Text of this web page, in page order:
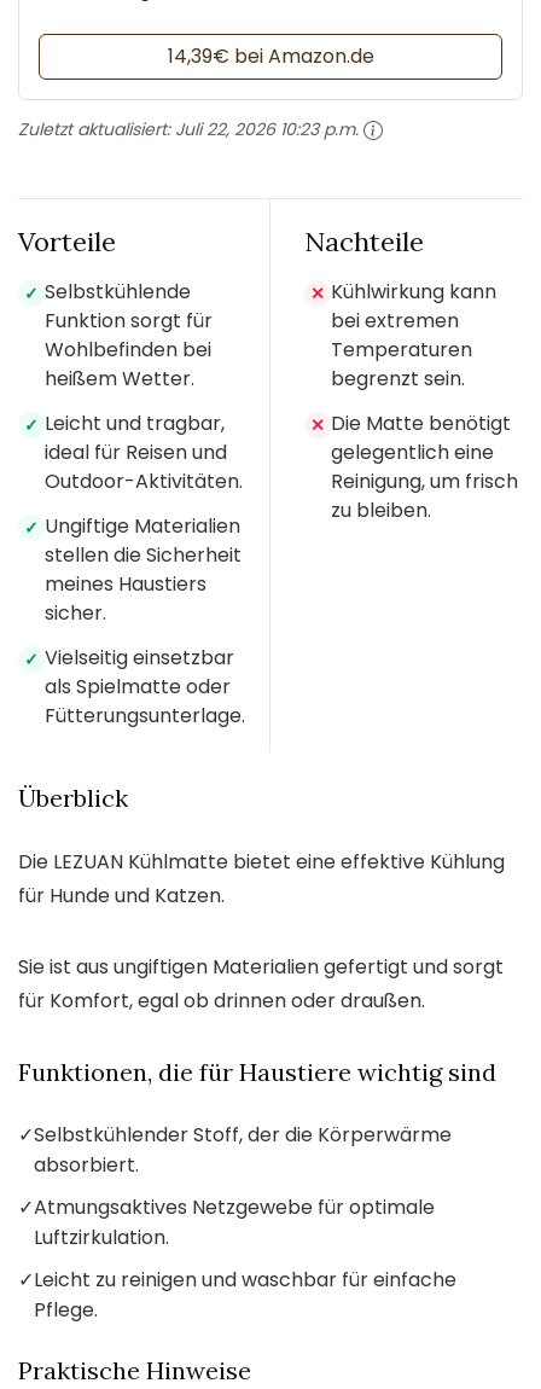
14,39€ bei Amazon.de
Zuletzt aktualisiert: Juli 22, 2026 10:23 p.m.
Vorteile
✓ Selbstkühlende
Funktion sorgt für
Wohlbefinden bei
heißem Wetter.
✓ Leicht und tragbar,
ideal für Reisen und
Outdoor-Aktivitäten.
✓ Ungiftige Materialien
stellen die Sicherheit
meines Haustiers
sicher.
✓ Vielseitig einsetzbar
als Spielmatte oder
Fütterungsunterlage.
Nachteile
✕ Kühlwirkung kann
bei extremen
Temperaturen
begrenzt sein.
✕ Die Matte benötigt
gelegentlich eine
Reinigung, um frisch
zu bleiben.
Überblick
Die LEZUAN Kühlmatte bietet eine effektive Kühlung
für Hunde und Katzen.
Sie ist aus ungiftigen Materialien gefertigt und sorgt
für Komfort, egal ob drinnen oder draußen.
Funktionen, die für Haustiere wichtig sind
✓Selbstkühlender Stoff, der die Körperwärme
absorbiert.
✓Atmungsaktives Netzgewebe für optimale
Luftzirkulation.
✓Leicht zu reinigen und waschbar für einfache
Pflege.
Praktische Hinweise